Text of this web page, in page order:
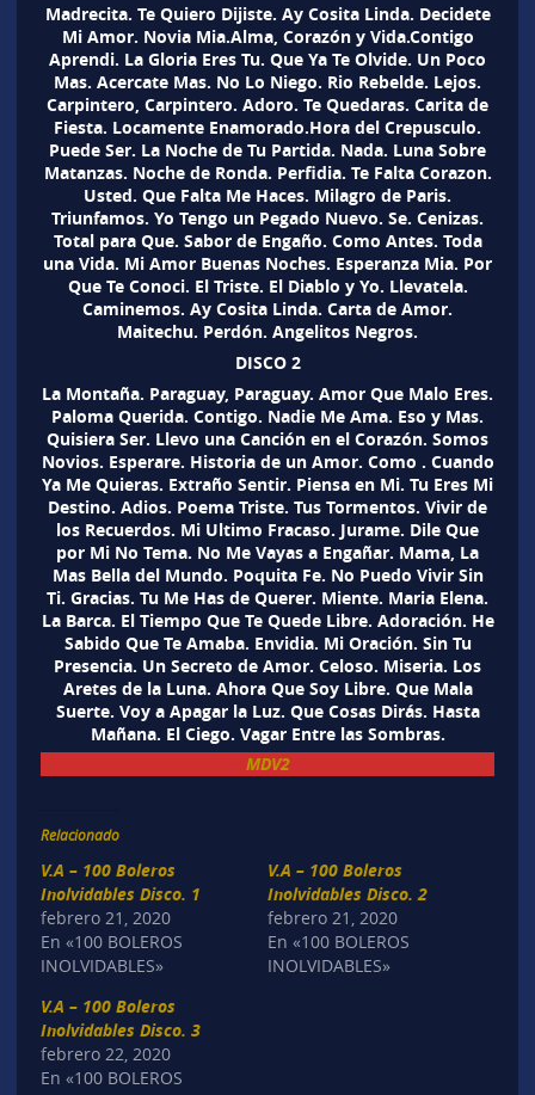
Madrecita. Te Quiero Dijiste. Ay Cosita Linda. Decidete
Mi Amor. Novia Mia.Alma, Corazón y Vida.Contigo
Aprendi. La Gloria Eres Tu. Que Ya Te Olvide. Un Poco
Mas. Acercate Mas. No Lo Niego. Rio Rebelde. Lejos.
Carpintero, Carpintero. Adoro. Te Quedaras. Carita de
Fiesta. Locamente Enamorado.Hora del Crepusculo.
Puede Ser. La Noche de Tu Partida. Nada. Luna Sobre
Matanzas. Noche de Ronda. Perfidia. Te Falta Corazon.
Usted. Que Falta Me Haces. Milagro de Paris.
Triunfamos. Yo Tengo un Pegado Nuevo. Se. Cenizas.
Total para Que. Sabor de Engaño. Como Antes. Toda
una Vida. Mi Amor Buenas Noches. Esperanza Mia. Por
Que Te Conoci. El Triste. El Diablo y Yo. Llevatela.
Caminemos. Ay Cosita Linda. Carta de Amor.
Maitechu. Perdón. Angelitos Negros.
DISCO 2
La Montaña. Paraguay, Paraguay. Amor Que Malo Eres.
Paloma Querida. Contigo. Nadie Me Ama. Eso y Mas.
Quisiera Ser. Llevo una Canción en el Corazón. Somos
Novios. Esperare. Historia de un Amor. Como . Cuando
Ya Me Quieras. Extraño Sentir. Piensa en Mi. Tu Eres Mi
Destino. Adios. Poema Triste. Tus Tormentos. Vivir de
los Recuerdos. Mi Ultimo Fracaso. Jurame. Dile Que
por Mi No Tema. No Me Vayas a Engañar. Mama, La
Mas Bella del Mundo. Poquita Fe. No Puedo Vivir Sin
Ti. Gracias. Tu Me Has de Querer. Miente. Maria Elena.
La Barca. El Tiempo Que Te Quede Libre. Adoración. He
Sabido Que Te Amaba. Envidia. Mi Oración. Sin Tu
Presencia. Un Secreto de Amor. Celoso. Miseria. Los
Aretes de la Luna. Ahora Que Soy Libre. Que Mala
Suerte. Voy a Apagar la Luz. Que Cosas Dirás. Hasta
Mañana. El Ciego. Vagar Entre las Sombras.
MDV2
Relacionado
V.A – 100 Boleros
Inolvidables Disco. 1
febrero 21, 2020
En «100 BOLEROS
INOLVIDABLES»
V.A – 100 Boleros
Inolvidables Disco. 2
febrero 21, 2020
En «100 BOLEROS
INOLVIDABLES»
V.A – 100 Boleros
Inolvidables Disco. 3
febrero 22, 2020
En «100 BOLEROS